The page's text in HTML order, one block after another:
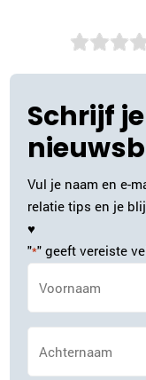
Schrijf
Vul je naam en e-
relatie tips en je
♥
"*" geeft vereiste